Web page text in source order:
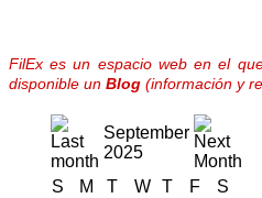
FilEx es un espacio web en el
disponible un Blog (información y
September
2025
S
M T W T F
S